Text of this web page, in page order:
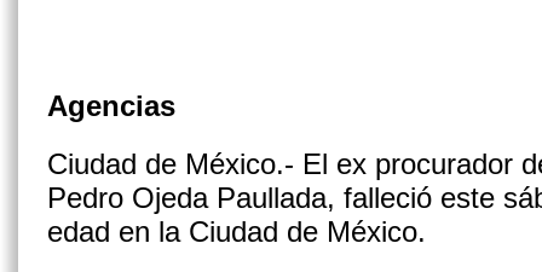
Agencias
Ciudad de México.- El ex procurador
Pedro Ojeda Paullada, falleció este
edad en la Ciudad de México.